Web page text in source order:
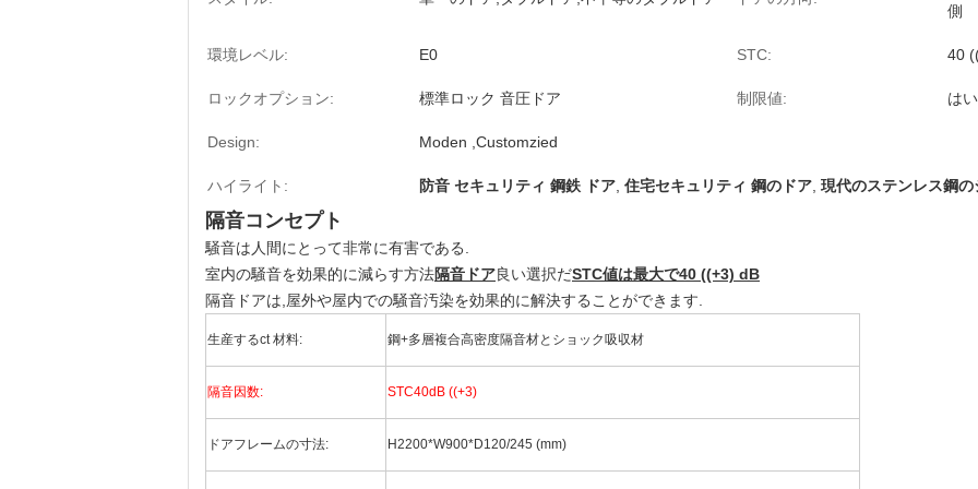
側
環境レベル: E0 STC: 40
ロックオプション: 標準ロック 音圧ドア 制限値: は
Design: Moden ,Customzied
ハイライト: 防音 セキュリティ 鋼鉄 ドア 住宅セキュリティ 鋼のドア 現代のステンレス鋼
隔音コンセプト
騒音は人間にとって非常に有害である.
室内の騒音を効果的に減らす方法隔音ドア良い選択だSTC値は最大で40 ((+3) dB
隔音ドアは,屋外や屋内での騒音汚染を効果的に解決することができます.
生産するct 材料: 鋼+多層複合高密度隔音材とショック吸収材
隔音因数: STC40dB ((+3)
ドアフレームの寸法: H2200*W900*D120/245 (mm)